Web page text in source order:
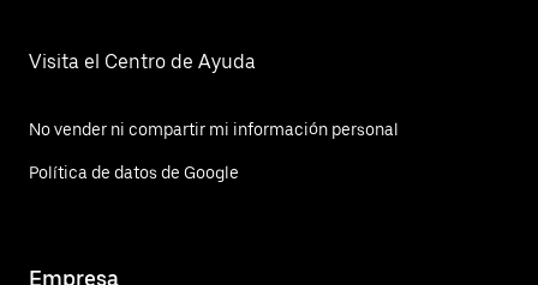
Visita el Centro de Ayuda
No vender ni compartir mi información personal
Política de datos de Google
Empresa